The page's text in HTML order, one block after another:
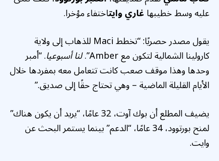
عليه وسط خطيبهاغاري وايتاختفاء مؤخرا.
يقول مصدر حصريًا: “تخطط Maci للذهاب إلى ولاية
كارولينا الشمالية لتكون مع Amber”. لنا أسبوعيا. “أمبر
وحدها وهذا موقف صعب كانت تتعامل معه بمفردها خلال
الأيام القليلة الماضية – وهي تحتاج حقًا إلى صديق.”
يضيف المطلع أن بوك آوت، 32 عامًا، “يريد أن يكون هناك”
لمنح بورتوود، 34 عامًا، “الدعم” بينما يستمر البحث عن
وايت.